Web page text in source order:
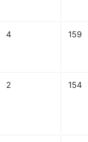
4 159
2 154